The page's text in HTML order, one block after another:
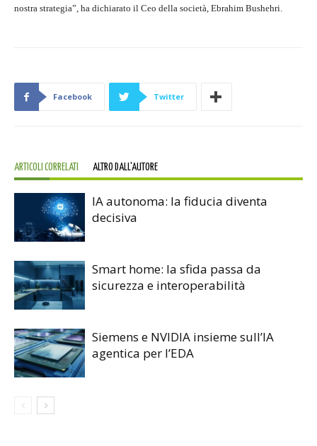
nostra strategia”, ha dichiarato il Ceo della società, Ebrahim Bushehri.
Facebook Twitter
ARTICOLI CORRELATI ALTRO DALL'AUTORE
IA autonoma: la fiducia diventa
decisiva
Smart home: la sfida passa da
sicurezza e interoperabilità
Siemens e NVIDIA insieme sull’IA
agentica per l’EDA